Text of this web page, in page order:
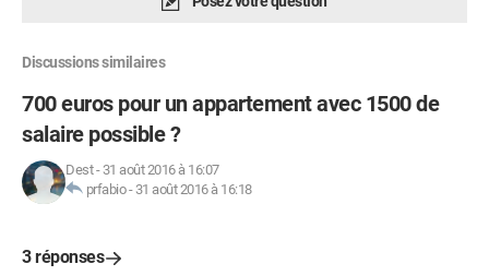
Discussions similaires
700 euros pour un appartement avec 1500 de
salaire possible ?
Dest- 31 août 2016 à 16:07
prfabio- 31 août 2016 à 16:18
3 réponses